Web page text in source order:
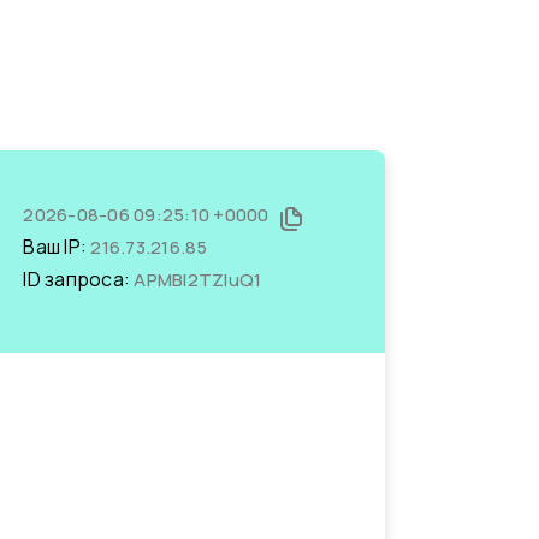
2026-08-06 09:25:10 +0000
Ваш IP:216.73.216.85
ID запроса:APMBI2TZIuQ1